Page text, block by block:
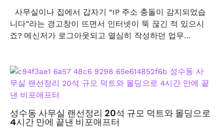
사무실이나 집에서 갑자기 “IP 주소 충돌이 감지되었습
니다”라는 경고창이 뜨면서 인터넷이 뚝 끊긴 적 있으시
죠? 메신저가 로그아웃되고 열심히 작성하던 업무…
성수동 사무실 랜선정리 20석 규모 덕트와 몰딩으로
4시간 만에 끝낸 비포애프터